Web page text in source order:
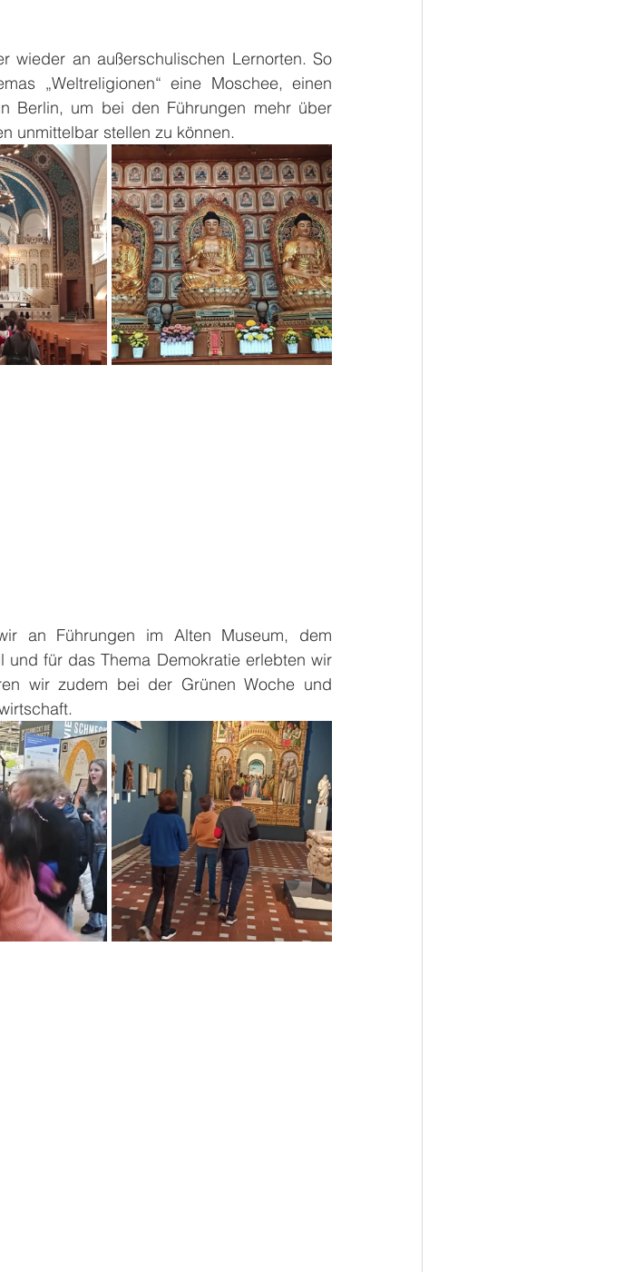
wieder an außerschulischen Lernorten. So
„Weltreligionen“ eine Moschee, einen
Berlin, um bei den Führungen mehr über
unmittelbar stellen zu können.
an Führungen im Alten Museum, dem
für das Thema Demokratie erlebten wir
wir zudem bei der Grünen Woche und